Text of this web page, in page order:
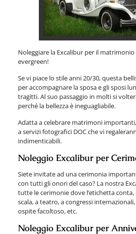
Noleggiare la Excalibur per il
evergreen!
Se vi piace lo stile anni 20/30, questa
per accompagnare la sposa e gli sposi
tragitti.Al suo passaggio in molti si
perché la bellezza è ineguagliabile.
Adatta a celebrare matrimoni
a servizi fotografici DOC che vi
indimenticabili.
Noleggio Excalibur per
Siete invitate ad una cerimonia
con tutti gli onori del caso? La nostra
tutte le cerimonie dove l’etichetta conta,
scala, a teatro, a congressi
ospite facoltoso, etc.
Noleggio Excalibur per